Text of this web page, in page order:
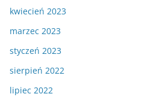
kwiecień 2023
marzec 2023
styczeń 2023
sierpień 2022
lipiec 2022